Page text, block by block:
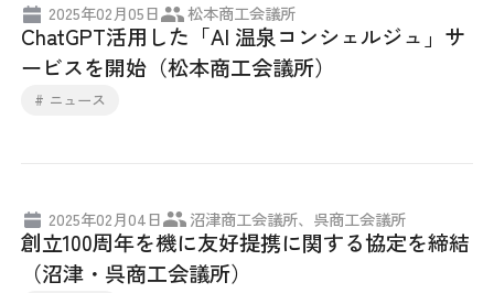
2025年02月05日 松本商工会議所
ChatGPT活用した「AI 温泉コンシェルジュ」サ
ービスを開始（松本商工会議所）
# ニュース
2025年02月04日 沼津商工会議所、呉商工会議所
創立100周年を機に友好提携に関する協定を締結
（沼津・呉商工会議所）